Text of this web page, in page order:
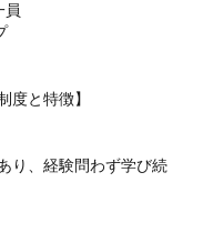
員
度と特徴】
り、経験問わず学び続